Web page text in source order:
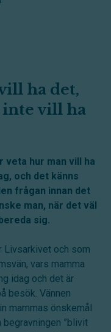
ha det,
inte vill ha
veta hur man vill ha
och det känns
frågan innan det
man, när det väl
sig.
Livsarkivet och som
vars mamma
idag och det är
besök. Vännen
mammas önskemål
begravningen ”blivit